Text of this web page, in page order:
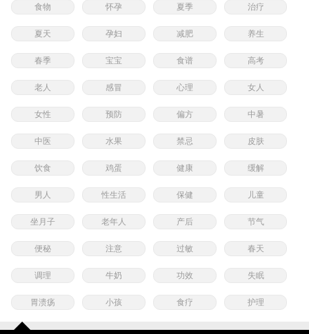
食物 怀孕 夏季 治疗
夏天 孕妇 减肥 养生
春季 宝宝 食谱 高考
老人 感冒 心理 女人
女性 预防 偏方 中暑
中医 水果 禁忌 皮肤
饮食 鸡蛋 健康 缓解
男人 性生活 保健 儿童
坐月子 老年人 产后 节气
便秘 注意 过敏 春天
调理 牛奶 功效 失眠
胃溃疡 小孩 食疗 护理